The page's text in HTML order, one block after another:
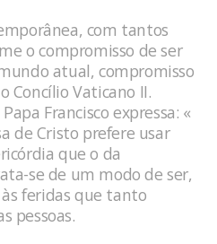
com tantos
o compromisso de ser
atual, compromisso
Concílio Vaticano II.
Francisco expressa: «
de Cristo prefere usar
que o da
se de um modo de ser,
feridas que tanto
pessoas.